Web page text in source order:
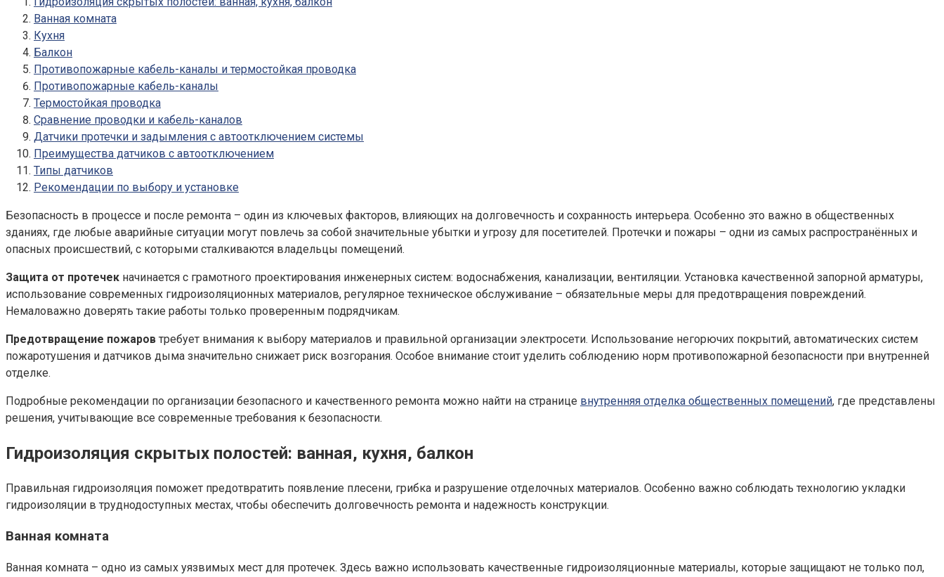
Ванная комната
Кухня
Балкон
Противопожарные кабель-каналы и термостойкая проводка
Противопожарные кабель-каналы
Термостойкая проводка
Сравнение проводки и кабель-каналов
Датчики протечки и задымления с автоотключением системы
Преимущества датчиков с автоотключением
Типы датчиков
Рекомендации по выбору и установке
Безопасность в процессе и после ремонта – один из ключевых факторов, влияющих на долговечность и сохранность интерьера. Особенно это важно в общественных
зданиях, где любые аварийные ситуации могут повлечь за собой значительные убытки и угрозу для посетителей. Протечки и пожары – одни из самых распространённых и
опасных происшествий, с которыми сталкиваются владельцы помещений.
Защита от протечек начинается с грамотного проектирования инженерных систем: водоснабжения, канализации, вентиляции. Установка качественной запорной арматуры,
использование современных гидроизоляционных материалов, регулярное техническое обслуживание – обязательные меры для предотвращения повреждений.
Немаловажно доверять такие работы только проверенным подрядчикам.
Предотвращение пожаров требует внимания к выбору материалов и правильной организации электросети. Использование негорючих покрытий, автоматических систем
пожаротушения и датчиков дыма значительно снижает риск возгорания. Особое внимание стоит уделить соблюдению норм противопожарной безопасности при внутренней
отделке.
Подробные рекомендации по организации безопасного и качественного ремонта можно найти на странице внутренняя отделка общественных помещений, где представлены
решения, учитывающие все современные требования к безопасности.
Гидроизоляция скрытых полостей: ванная, кухня, балкон
Правильная гидроизоляция поможет предотвратить появление плесени, грибка и разрушение отделочных материалов. Особенно важно соблюдать технологию укладки
гидроизоляции в труднодоступных местах, чтобы обеспечить долговечность ремонта и надежность конструкции.
Ванная комната
Ванная комната – одно из самых уязвимых мест для протечек. Здесь важно использовать качественные гидроизоляционные материалы, которые защищают не только пол,